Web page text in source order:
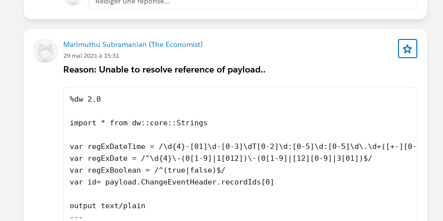
Marimuthu Subramanian (The Economist)
29 mai 2021 à 15:31
Reason: Unable to resolve reference of payload..
%dw 2.0
import * from dw::core::Strings
var regExDateTime = /\d{4}-[01]\d-[0-3]\dT[0-2]\d:[0-5]\d:[0-5]\d\.\d+([+-][0-
var regExDate = /^\d{4}\-(0[1-9]|1[012])\-(0[1-9]|[12][0-9]|3[01])$/
var regExBoolean = /^(true|false)$/
var id= payload.ChangeEventHeader.recordIds[0]
output text/plain
---